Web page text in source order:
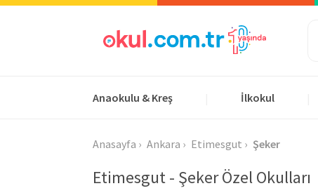
Anaokulu & Kreş İlkokul
Anasayfa Ankara Etimesgut Şeker
Etimesgut - Şeker Özel Okulları